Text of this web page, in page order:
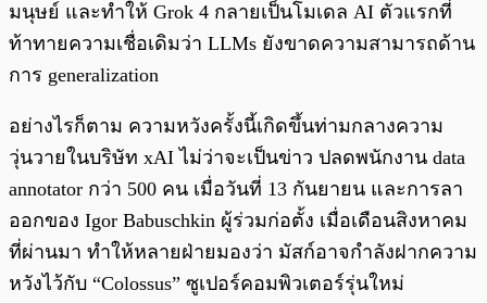
มนุษย์ และทำให้ Grok 4 กลายเป็นโมเดล AI ตัวแรกที่
ท้าทายความเชื่อเดิมว่า LLMs ยังขาดความสามารถด้าน
การ generalization
อย่างไรก็ตาม ความหวังครั้งนี้เกิดขึ้นท่ามกลางความ
วุ่นวายในบริษัท xAI ไม่ว่าจะเป็นข่าว ปลดพนักงาน data
annotator กว่า 500 คน เมื่อวันที่ 13 กันยายน และการลา
ออกของ Igor Babuschkin ผู้ร่วมก่อตั้ง เมื่อเดือนสิงหาคม
ที่ผ่านมา ทำให้หลายฝ่ายมองว่า มัสก์อาจกำลังฝากความ
หวังไว้กับ “Colossus” ซูเปอร์คอมพิวเตอร์รุ่นใหม่